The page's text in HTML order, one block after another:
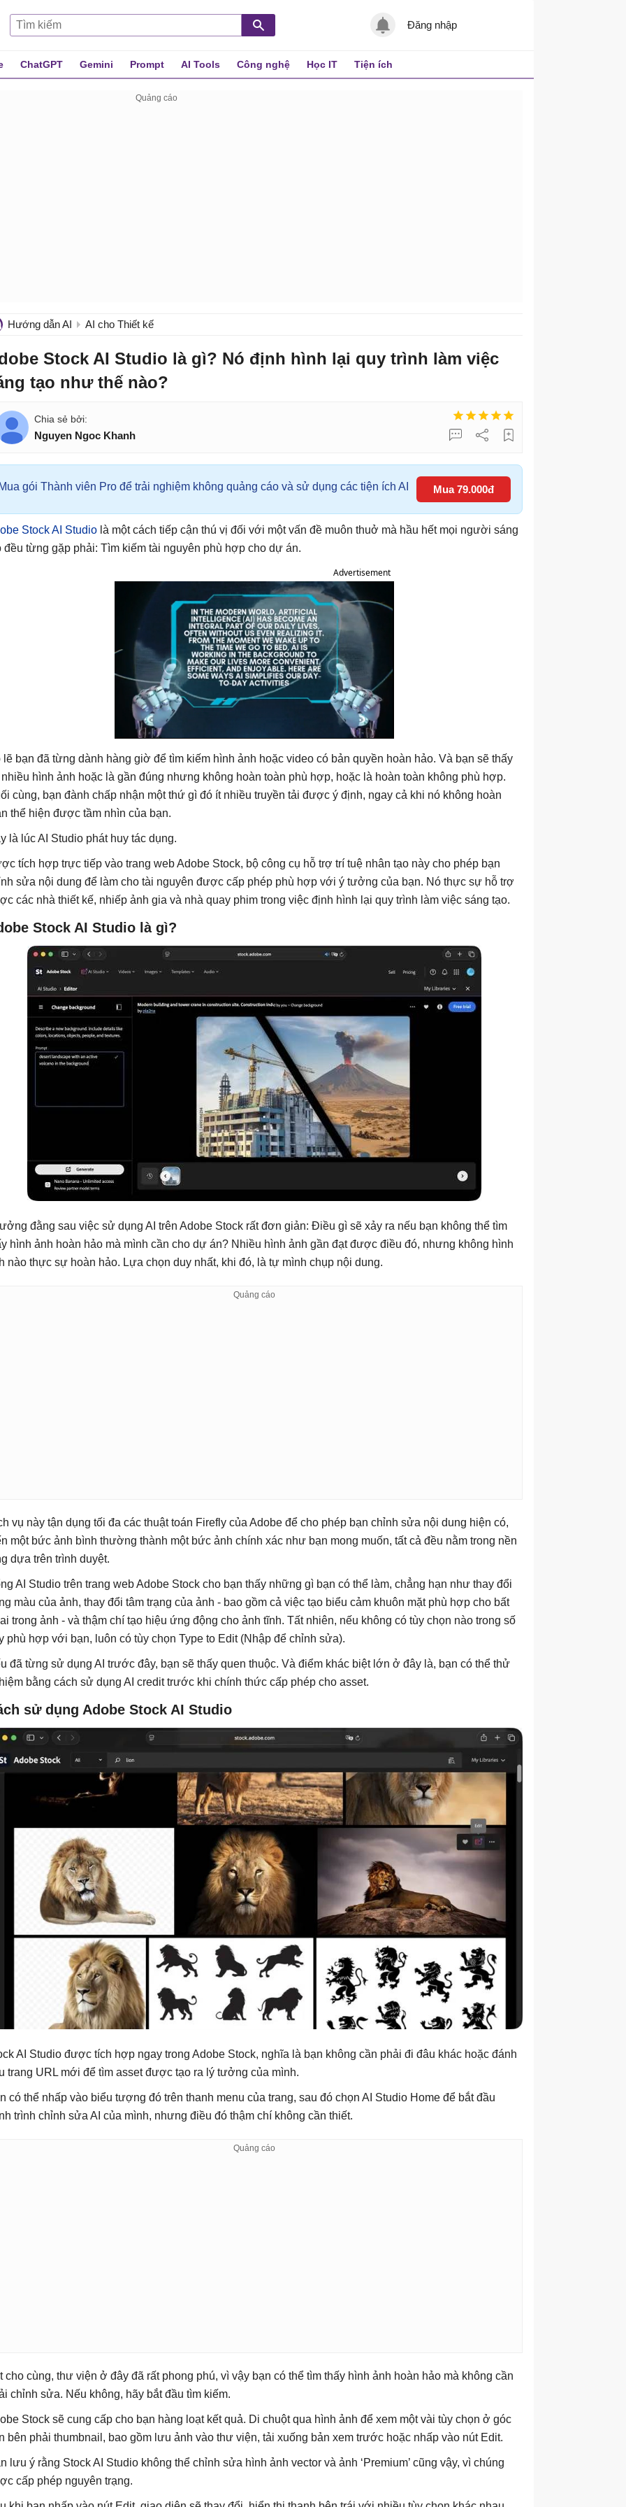
Đăng nhập
ChatGPT Gemini Prompt AI Tools Công nghệ Học IT Tiện ích
Hướng dẫn AI AI cho Thiết kế
Stock AI Studio là gì? Nó định hình lại quy trình làm việc
tạo như thế nào?
Nguyen Ngoc Khanh
Mua gói Thành viên Pro để trải nghiệm không quảng cáo và sử dụng các tiện ích AI Mua 79.000đ
Stock AI Studio là một cách tiếp cận thú vị đối với một vấn đề muôn thuở mà hầu hết mọi người sáng
đều từng gặp phải: Tìm kiếm tài nguyên phù hợp cho dự án.
Advertisement
lẽ bạn đã từng dành hàng giờ để tìm kiếm hình ảnh hoặc video có bản quyền hoàn hảo. Và bạn sẽ thấy
nhiều hình ảnh hoặc là gần đúng nhưng không hoàn toàn phù hợp, hoặc là hoàn toàn không phù hợp.
cùng, bạn đành chấp nhận một thứ gì đó ít nhiều truyền tải được ý định, ngay cả khi nó không hoàn
thể hiện được tầm nhìn của bạn.
là lúc AI Studio phát huy tác dụng.
tích hợp trực tiếp vào trang web Adobe Stock, bộ công cụ hỗ trợ trí tuệ nhân tạo này cho phép bạn
sửa nội dung để làm cho tài nguyên được cấp phép phù hợp với ý tưởng của bạn. Nó thực sự hỗ trợ
các nhà thiết kế, nhiếp ảnh gia và nhà quay phim trong việc định hình lại quy trình làm việc sáng tạo.
Stock AI Studio là gì?
đằng sau việc sử dụng AI trên Adobe Stock rất đơn giản: Điều gì sẽ xảy ra nếu bạn không thể tìm
hình ảnh hoàn hảo mà mình cần cho dự án? Nhiều hình ảnh gần đạt được điều đó, nhưng không hình
nào thực sự hoàn hảo. Lựa chọn duy nhất, khi đó, là tự mình chụp nội dung.
vụ này tận dụng tối đa các thuật toán Firefly của Adobe để cho phép bạn chỉnh sửa nội dung hiện có,
một bức ảnh bình thường thành một bức ảnh chính xác như bạn mong muốn, tất cả đều nằm trong nền
dựa trên trình duyệt.
AI Studio trên trang web Adobe Stock cho bạn thấy những gì bạn có thể làm, chẳng hạn như thay đổi
màu của ảnh, thay đổi tâm trạng của ảnh - bao gồm cả việc tạo biểu cảm khuôn mặt phù hợp cho bất
trong ảnh - và thậm chí tạo hiệu ứng động cho ảnh tĩnh. Tất nhiên, nếu không có tùy chọn nào trong số
phù hợp với bạn, luôn có tùy chọn Type to Edit (Nhập để chỉnh sửa).
đã từng sử dụng AI trước đây, bạn sẽ thấy quen thuộc. Và điểm khác biệt lớn ở đây là, bạn có thể thử
bằng cách sử dụng AI credit trước khi chính thức cấp phép cho asset.
sử dụng Adobe Stock AI Studio
AI Studio được tích hợp ngay trong Adobe Stock, nghĩa là bạn không cần phải đi đâu khác hoặc đánh
trang URL mới để tìm asset được tạo ra lý tưởng của mình.
có thể nhấp vào biểu tượng đó trên thanh menu của trang, sau đó chọn AI Studio Home để bắt đầu
trình chỉnh sửa AI của mình, nhưng điều đó thậm chí không cần thiết.
cho cùng, thư viện ở đây đã rất phong phú, vì vậy bạn có thể tìm thấy hình ảnh hoàn hảo mà không cần
chỉnh sửa. Nếu không, hãy bắt đầu tìm kiếm.
Stock sẽ cung cấp cho bạn hàng loạt kết quả. Di chuột qua hình ảnh để xem một vài tùy chọn ở góc
bên phải thumbnail, bao gồm lưu ảnh vào thư viện, tải xuống bản xem trước hoặc nhấp vào nút Edit.
lưu ý rằng Stock AI Studio không thể chỉnh sửa hình ảnh vector và ảnh ‘Premium’ cũng vậy, vì chúng
cấp phép nguyên trạng.